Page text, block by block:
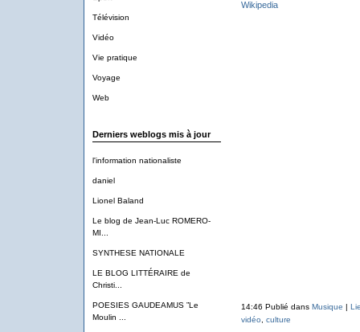
Télévision
Vidéo
Vie pratique
Voyage
Web
Derniers weblogs mis à jour
l'information nationaliste
daniel
Lionel Baland
Le blog de Jean-Luc ROMERO-
MI...
SYNTHESE NATIONALE
LE BLOG LITTÉRAIRE de
Christi...
POESIES GAUDEAMUS ”Le
Moulin ...
Wikipedia
14:46 Publié dans Musique |
vidéo
culture